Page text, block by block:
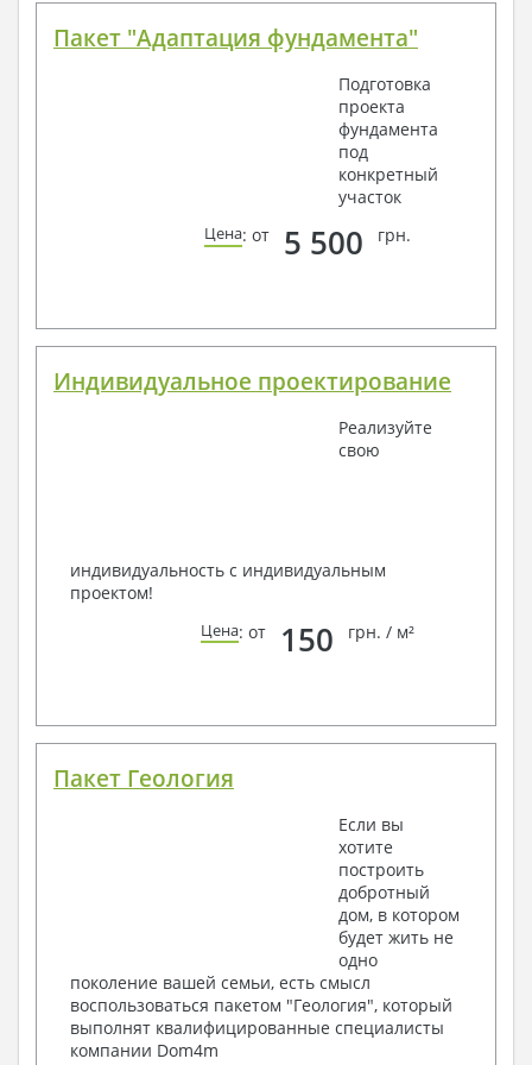
Пакет "Адаптация фундамента"
Подготовка
проекта
фундамента
под
конкретный
участок
Цена: от 5 500 грн.
Индивидуальное проектирование
Реализуйте
свою
индивидуальность с индивидуальным
проектом!
Цена: от 150 грн. / м²
Пакет Геология
Если вы
хотите
построить
добротный
дом, в котором
будет жить не
одно
поколение вашей семьи, есть смысл
воспользоваться пакетом "Геология", который
выполнят квалифицированные специалисты
компании Dom4m